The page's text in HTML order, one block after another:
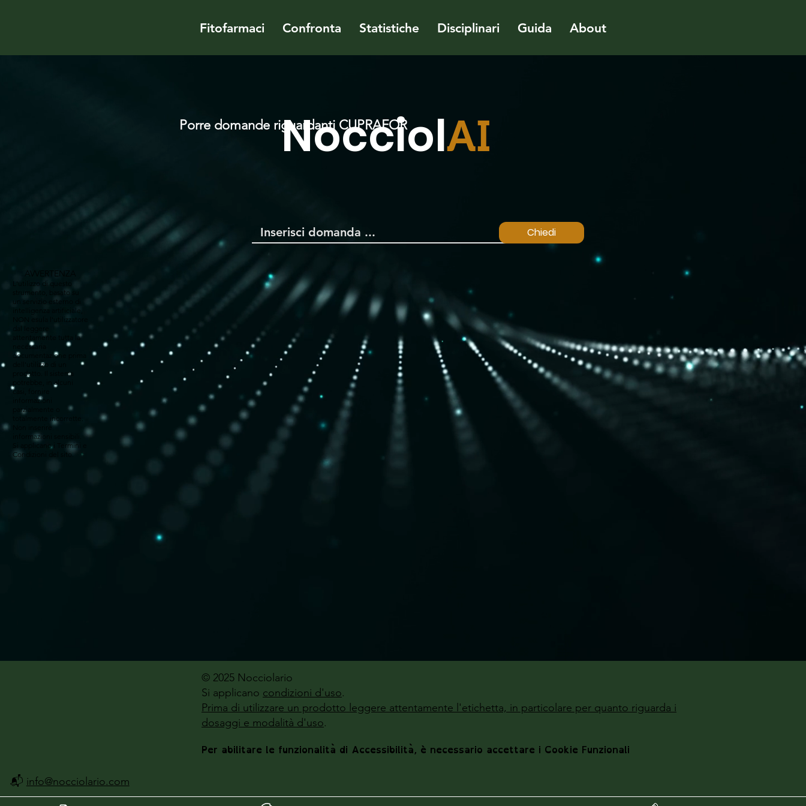
Fitofarmaci Confronta Statistiche Disciplinari Guida About
Chiedi
NocciolAI
Porre domande riguardanti CUPRAFOR
AVVERTENZA
L'utilizzo di questo
strumento, basato su
un servizio esterno di
intelligenza artificiale,
NON esula l'utilizzatore
attentamente tutta la
necessaria
documentazione prima
dell'utilizzo di un
prodotto. Il sistema
potrebbe, in alcuni
casi, fornire
informazioni
parzialmente o
totalmente incorrette.
Non inserire
informazioni sensibili.
Si applicano i Termini e
Condizioni del sito.
© 2025 Nocciolario
Si applicano condizioni d'uso.
Prima di utilizzare un prodotto leggere attentamente l'etichetta, in particolare per quanto riguarda i
dosaggi e modalità d'uso.
Per abilitare le funzionalità di Accessibilità, è necessario accettare i Cookie Funzionali
📬 info@nocciolario.com